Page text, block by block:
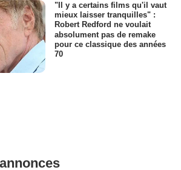
"Il y a certains films qu'il vaut
mieux laisser tranquilles" :
Robert Redford ne voulait
absolument pas de remake
pour ce classique des années
70